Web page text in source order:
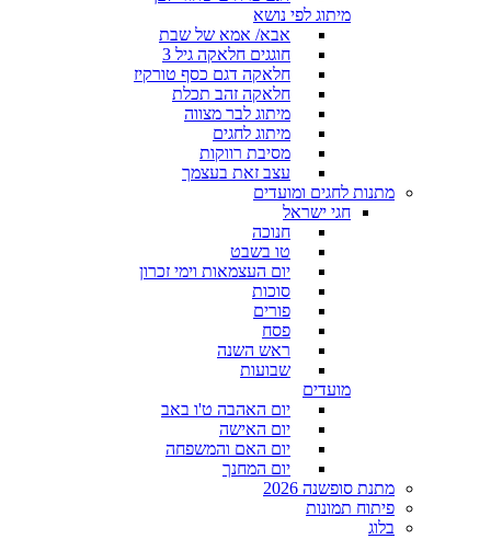
מיתוג לפי נושא
אבא/ אמא של שבת
חוגגים חלאקה גיל 3
חלאקה דגם כסף טורקיז
חלאקה זהב תכלת
מיתוג לבר מצווה
מיתוג לחגים
מסיבת רווקות
עצב זאת בעצמך
מתנות לחגים ומועדים
חגי ישראל
חנוכה
טו בשבט
יום העצמאות וימי זכרון
סוכות
פורים
פסח
ראש השנה
שבועות
מועדים
יום האהבה ט'ו באב
יום האישה
יום האם והמשפחה
יום המחנך
מתנת סופשנה 2026
פיתוח תמונות
בלוג